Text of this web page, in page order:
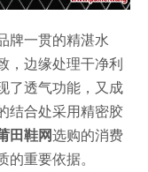
牌一贯的精湛水
，边缘处理干净利
了透气功能，又成
结合处采用精密胶
田鞋网选购的消费
重要依据。